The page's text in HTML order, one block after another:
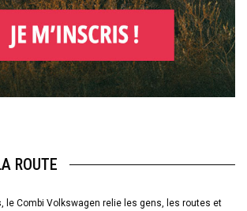
ROUTE
le Combi Volkswagen relie les gens, les routes et